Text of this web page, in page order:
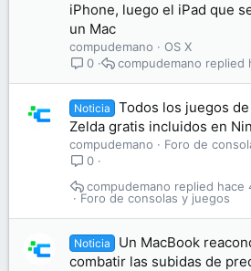
iPhone, luego el iPad que
un Mac
compudemano
OS X
0
compudemano
Noticia
Todos los juegos
Zelda gratis incluidos en
compudemano
Foro de
0
Foro de consolas y juegos
hace
compudemano
Noticia
Un MacBook
combatir las subidas de